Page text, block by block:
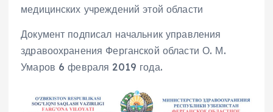
медицинских учреждений этой области
Документ подписал начальник управления
здравоохранения Ферганской области О. М.
Умаров 6 февраля 2019 года.